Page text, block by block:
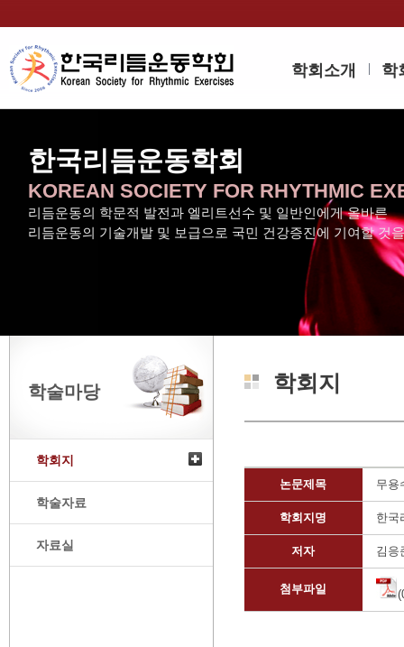
학회소개 학
한국리듬운동학회
KOREAN SOCIETY FOR RHYTHMIC
리듬운동의 학문적 발전과 엘리트선수 및 일반인에게 올바른
리듬운동의 기술개발 및 보급으로 국민 건강증진에 기여할 것
학술마당
학회지
학술자료
자료실
학회지
논문제목 무용
학회지명 한국
저자 김응
첨부파일